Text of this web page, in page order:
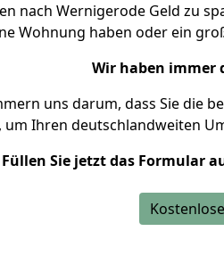
nach Wernigerode Geld zu
Wohnung haben oder ein
Wir haben immer
uns darum, dass Sie die
, um Ihren deutschlandweiten
Füllen Sie jetzt das Formular